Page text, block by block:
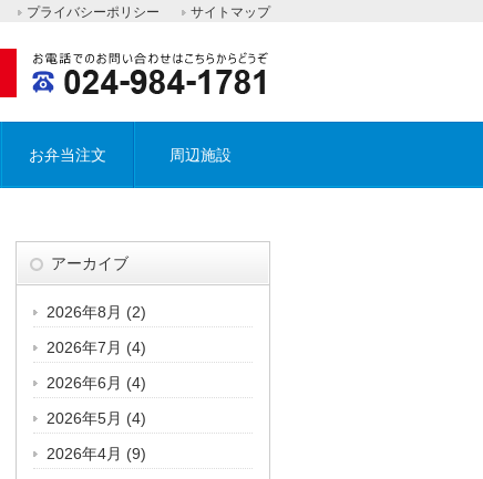
プライバシーポリシー サイトマップ
お弁当注文 周辺施設
アーカイブ
2026年8月 (2)
2026年7月 (4)
2026年6月 (4)
2026年5月 (4)
2026年4月 (9)